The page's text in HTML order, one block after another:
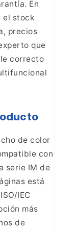
En
el stock
precios
que
correcto
de color
con
serie IM de
está
ISO/IEC
más
de